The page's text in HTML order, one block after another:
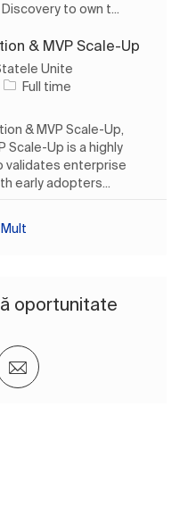
to own t...
& MVP Scale-Up
Unite
Tipul postului
Full time
& MVP Scale-Up,
Scale-Up is a highly
validates enterprise
early adopters...
oportunitate
twitter
prin LinkedIn
Distribuiți prin e-